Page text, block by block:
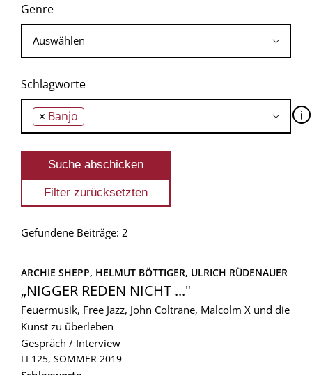
Genre
Schlagworte
× Banjo 🛈
Gefundene Beiträge: 2
ARCHIE SHEPP, HELMUT BÖTTIGER, ULRICH RÜDENAUER
„NIGGER REDEN NICHT ..."
Feuermusik, Free Jazz, John Coltrane, Malcolm X und die
Kunst zu überleben
Gespräch / Interview
LI 125, SOMMER 2019